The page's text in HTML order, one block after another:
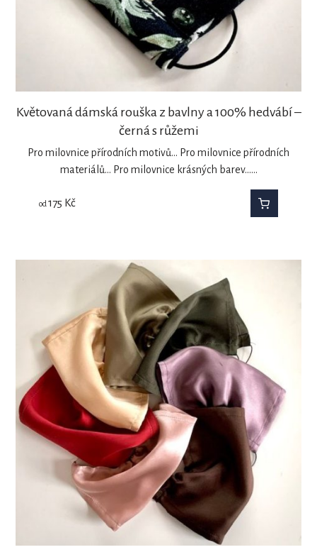
Květovaná dámská rouška z bavlny a 100% hedvábí –
černá s růžemi
Pro milovnice přírodních motivů... Pro milovnice přírodních
materiálů... Pro milovnice krásných barev...…
od 175 Kč